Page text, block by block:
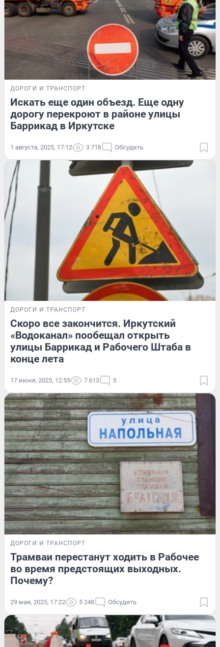
ДОРОГИ И ТРАНСПОРТ
Искать еще один объезд. Еще одну
дорогу перекроют в районе улицы
Баррикад в Иркутске
1 августа, 2025, 17:12 3 718 Обсудить
ДОРОГИ И ТРАНСПОРТ
Скоро все закончится. Иркутский
«Водоканал» пообещал открыть
улицы Баррикад и Рабочего Штаба в
конце лета
17 июня, 2025, 12:55 7 613 5
ДОРОГИ И ТРАНСПОРТ
Трамваи перестанут ходить в Рабочее
во время предстоящих выходных.
Почему?
29 мая, 2025, 17:22 5 248 Обсудить